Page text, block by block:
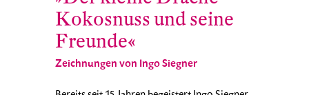
Kokosnuss und seine
Freunde«
Zeichnungen von Ingo Siegner